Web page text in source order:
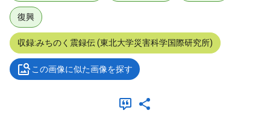
復興
収録:みちのく震録伝 (東北大学災害科学国際研究所)
この画像に似た画像を探す